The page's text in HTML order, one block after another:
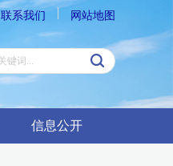
联系我们 网站地图
信息公开